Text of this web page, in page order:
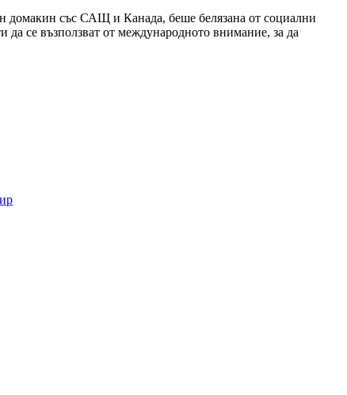
домакин със САЩ и Канада, беше белязана от социални
да се възползват от международното внимание, за да